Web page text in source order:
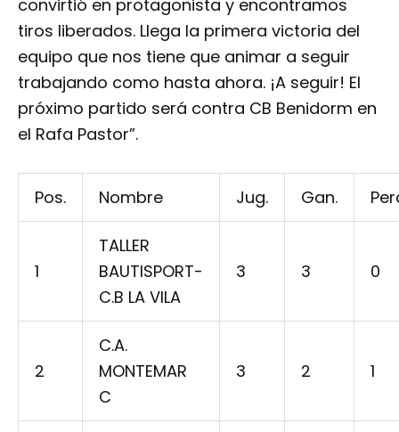
convirtió en protagonista y encontramos
tiros liberados. Llega la primera victoria del
equipo que nos tiene que animar a seguir
trabajando como hasta ahora. ¡A seguir! El
próximo partido será contra CB Benidorm en
el Rafa Pastor”.
Pos. Nombre Jug. Gan.
1
TALLER
BAUTISPORT-
C.B LA VILA
3 3 0
2
C.A.
MONTEMAR
C
3 2 1